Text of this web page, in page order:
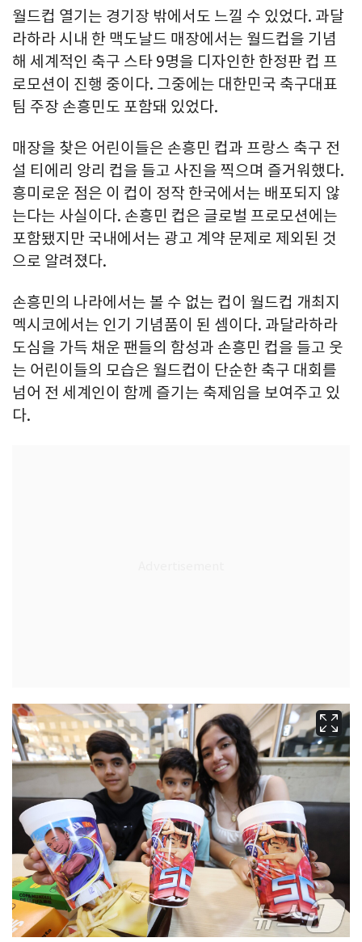
월드컵 열기는 경기장 밖에서도 느낄 수 있었다. 과달
라하라 시내 한 맥도날드 매장에서는 월드컵을 기념
해 세계적인 축구 스타 9명을 디자인한 한정판 컵 프
로모션이 진행 중이다. 그중에는 대한민국 축구대표
팀 주장 손흥민도 포함돼 있었다.
매장을 찾은 어린이들은 손흥민 컵과 프랑스 축구 전
설 티에리 앙리 컵을 들고 사진을 찍으며 즐거워했다.
흥미로운 점은 이 컵이 정작 한국에서는 배포되지 않
는다는 사실이다. 손흥민 컵은 글로벌 프로모션에는
포함됐지만 국내에서는 광고 계약 문제로 제외된 것
으로 알려졌다.
손흥민의 나라에서는 볼 수 없는 컵이 월드컵 개최지
멕시코에서는 인기 기념품이 된 셈이다. 과달라하라
도심을 가득 채운 팬들의 함성과 손흥민 컵을 들고 웃
는 어린이들의 모습은 월드컵이 단순한 축구 대회를
넘어 전 세계인이 함께 즐기는 축제임을 보여주고 있
다.